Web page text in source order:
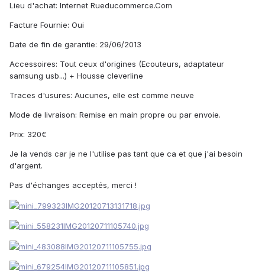
Lieu d'achat: Internet Rueducommerce.Com
Facture Fournie: Oui
Date de fin de garantie: 29/06/2013
Accessoires: Tout ceux d'origines (Ecouteurs, adaptateur
samsung usb...) + Housse cleverline
Traces d'usures: Aucunes, elle est comme neuve
Mode de livraison: Remise en main propre ou par envoie.
Prix: 320€
Je la vends car je ne l'utilise pas tant que ca et que j'ai besoin
d'argent.
Pas d'échanges acceptés, merci !